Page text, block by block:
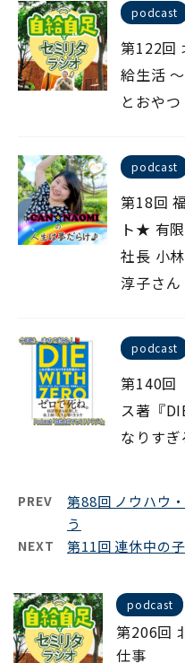
podcast
第122回
給生活
とおやつ
podcast
第18回
ト★ 有
社長 小
淳子さん
podcast
第140回
ス著『
なりすぎ
PREV
第88回 ノウハウ
う
NEXT 第11回 連休中の
podcast
第206回
仕事